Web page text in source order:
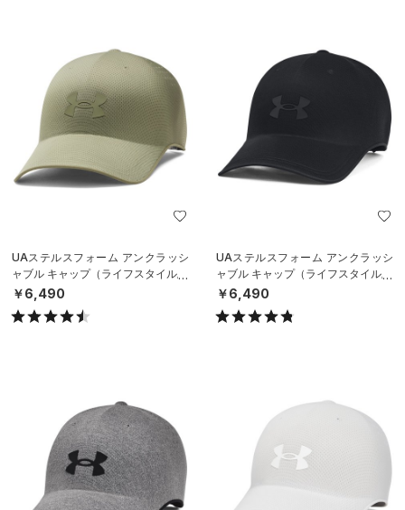
UAステルスフォーム アンクラッシ
ャブル キャップ（ライフスタイル/U
NISEX）
￥6,490
UAステルスフォーム アンクラッシ
ャブル キャップ（ライフスタイル/U
NISEX）
￥6,490